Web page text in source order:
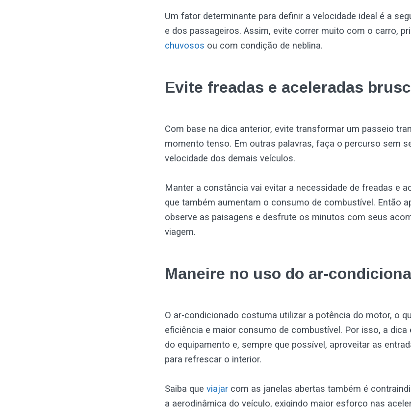
Um fator determinante para definir a velocidade ideal é a
e dos passageiros. Assim, evite correr muito com o carro,
chuvosos ou com condição de neblina.
Evite freadas e aceleradas
Com base na dica anterior, evite transformar um passeio
momento tenso. Em outras palavras, faça o percurso sem
velocidade dos demais veículos.
Manter a constância vai evitar a necessidade de freadas e
que também aumentam o consumo de combustível. Então
observe as paisagens e desfrute os minutos com seus
viagem.
Maneire no uso do ar-
O ar-condicionado costuma utilizar a potência do motor, o
eficiência e maior consumo de combustível. Por isso, a dica
do equipamento e, sempre que possível, aproveitar as
para refrescar o interior.
Saiba que viajar com as janelas abertas também é
a aerodinâmica do veículo, exigindo maior esforço nas